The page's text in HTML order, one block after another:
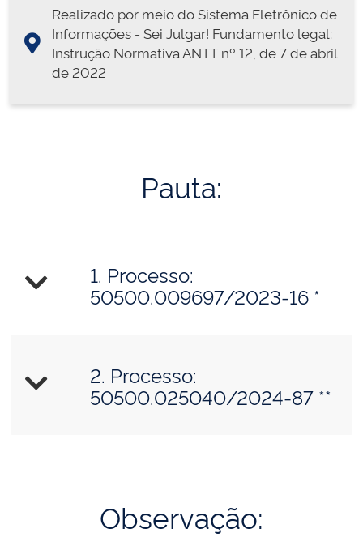
Realizado por meio do Sistema Eletrônico de
Informações - Sei Julgar! Fundamento legal:
Instrução Normativa ANTT nº 12, de 7 de abril
de 2022
Pauta:
1. Processo:
50500.009697/2023-16 *
2. Processo: ​
50500.025040/2024-87 **
Observação: